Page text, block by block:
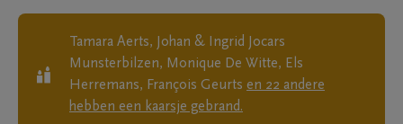
Tamara Aerts, Johan & Ingrid Jocars
Munsterbilzen, Monique De Witte, Els
Herremans, François Geurts en 22 andere
hebben een kaarsje gebrand.